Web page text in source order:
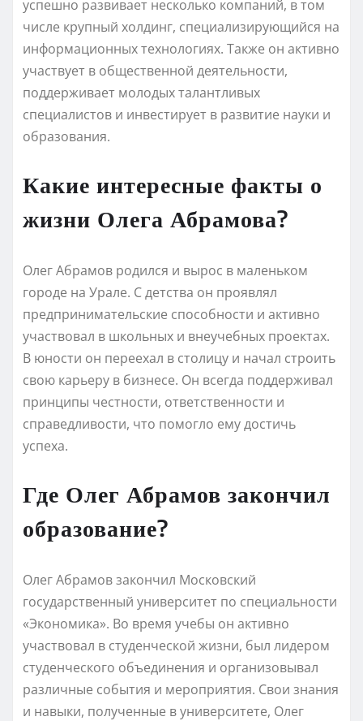
успешно развивает несколько компаний, в том
числе крупный холдинг, специализирующийся на
информационных технологиях. Также он активно
участвует в общественной деятельности,
поддерживает молодых талантливых
специалистов и инвестирует в развитие науки и
образования.
Какие интересные факты о
жизни Олега Абрамова?
Олег Абрамов родился и вырос в маленьком
городе на Урале. С детства он проявлял
предпринимательские способности и активно
участвовал в школьных и внеучебных проектах.
В юности он переехал в столицу и начал строить
свою карьеру в бизнесе. Он всегда поддерживал
принципы честности, ответственности и
справедливости, что помогло ему достичь
успеха.
Где Олег Абрамов закончил
образование?
Олег Абрамов закончил Московский
государственный университет по специальности
«Экономика». Во время учебы он активно
участвовал в студенческой жизни, был лидером
студенческого объединения и организовывал
различные события и мероприятия. Свои знания
и навыки, полученные в университете, Олег